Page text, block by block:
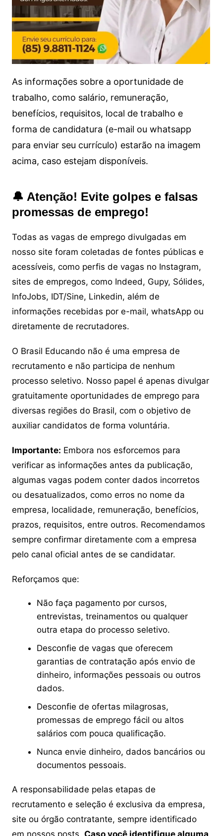
As informações sobre a oportunidade de
trabalho, como salário, remuneração,
benefícios, requisitos, local de trabalho e
forma de candidatura (e-mail ou whatsapp
para enviar seu currículo) estarão na imagem
acima, caso estejam disponíveis.
🔔 Atenção! Evite golpes e falsas
promessas de emprego!
Todas as vagas de emprego divulgadas em
nosso site foram coletadas de fontes públicas e
acessíveis, como perfis de vagas no Instagram,
sites de empregos, como Indeed, Gupy, Sólides,
InfoJobs, IDT/Sine, Linkedin, além de
informações recebidas por e-mail, whatsApp ou
diretamente de recrutadores.
O Brasil Educando não é uma empresa de
recrutamento e não participa de nenhum
processo seletivo. Nosso papel é apenas divulgar
gratuitamente oportunidades de emprego para
diversas regiões do Brasil, com o objetivo de
auxiliar candidatos de forma voluntária.
Importante: Embora nos esforcemos para
verificar as informações antes da publicação,
algumas vagas podem conter dados incorretos
ou desatualizados, como erros no nome da
empresa, localidade, remuneração, benefícios,
prazos, requisitos, entre outros. Recomendamos
sempre confirmar diretamente com a empresa
pelo canal oficial antes de se candidatar.
Reforçamos que:
Não faça pagamento por cursos,
entrevistas, treinamentos ou qualquer
outra etapa do processo seletivo.
Desconfie de vagas que oferecem
garantias de contratação após envio de
dinheiro, informações pessoais ou outros
dados.
Desconfie de ofertas milagrosas,
promessas de emprego fácil ou altos
salários com pouca qualificação.
Nunca envie dinheiro, dados bancários ou
documentos pessoais.
A responsabilidade pelas etapas de
recrutamento e seleção é exclusiva da empresa,
site ou órgão contratante, sempre identificado
em nossos posts. Caso você identifique alguma